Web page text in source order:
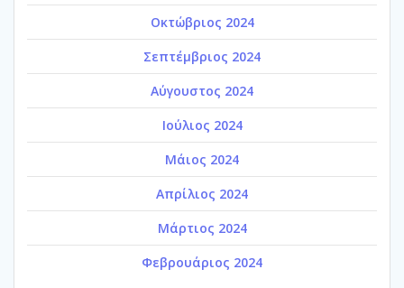
Οκτώβριος 2024
Σεπτέμβριος 2024
Αύγουστος 2024
Ιούλιος 2024
Μάιος 2024
Απρίλιος 2024
Μάρτιος 2024
Φεβρουάριος 2024